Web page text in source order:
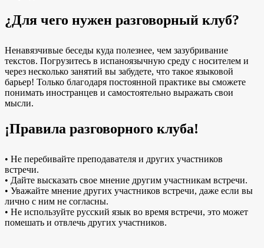
¿Для чего нужен разговорный клуб?
Ненавязчивые беседы куда полезнее, чем зазубривание
текстов. Погрузитесь в испаноязычную среду с носителем и
через несколько занятий вы забудете, что такое языковой
барьер! Только благодаря постоянной практике вы сможете
понимать иностранцев и самостоятельно выражать свои
мысли.
¡Правила разговорного клуба!
• Не перебивайте преподавателя и других участников
встречи.
• Дайте высказать свое мнение другим участникам встречи.
• Уважайте мнение других участников встречи, даже если вы
лично с ним не согласны.
• Не используйте русский язык во время встречи, это может
помешать и отвлечь других участников.